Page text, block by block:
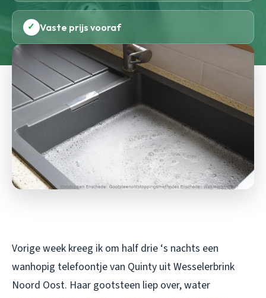
✓ Vaste prijs vooraf
Vorige week kreeg ik om half drie ‘s nachts een
wanhopig telefoontje van Quinty uit Wesselerbrink
Noord Oost. Haar gootsteen liep over, water